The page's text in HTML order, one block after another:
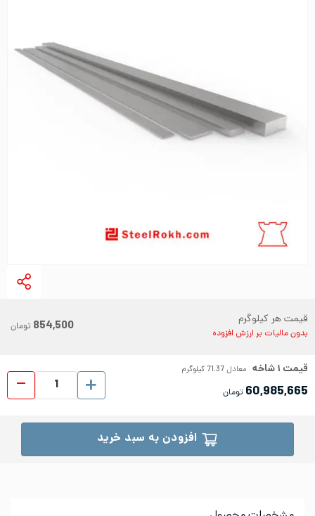
قیمت هر کیلوگرم
بدون مالیات بر ارزش افزوده 854,500 تومان
قیمت ۱شاخه معادل71.37 کیلوگرم
60,985,665 تومان
افزودن به سبد خرید